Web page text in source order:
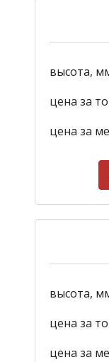
высота,
цена за
цена за
высота,
цена за
цена за